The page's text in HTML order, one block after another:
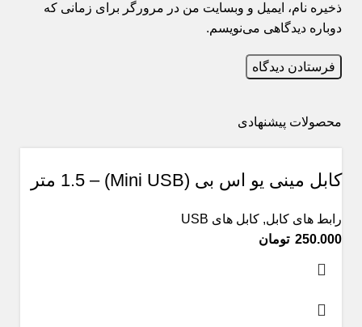
ذخیره نام، ایمیل و وبسایت من در مرورگر برای زمانی که
دوباره دیدگاهی می‌نویسم.
محصولات پیشنهادی
کابل مینی یو اس بی (Mini USB) – 1.5 متر
رابط های کابل, کابل های USB
تومان